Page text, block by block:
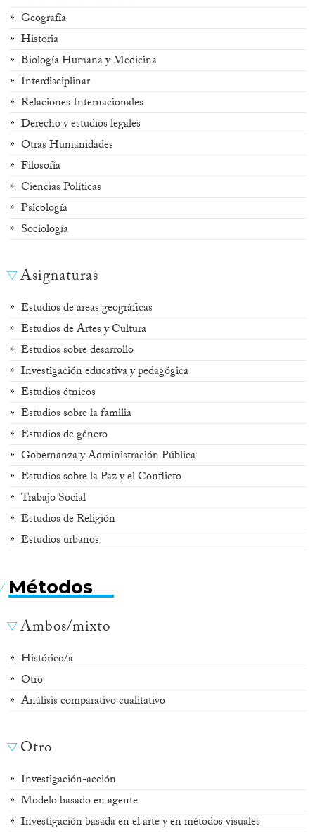
Geografía
Historia
Biología Humana y Medicina
Interdisciplinar
Relaciones Internacionales
Derecho y estudios legales
Otras Humanidades
Filosofía
Ciencias Políticas
Psicología
Sociología
Asignaturas
Estudios de áreas geográficas
Estudios de Artes y Cultura
Estudios sobre desarrollo
Investigación educativa y pedagógica
Estudios étnicos
Estudios sobre la familia
Estudios de género
Gobernanza y Administración Pública
Estudios sobre la Paz y el Conflicto
Trabajo Social
Estudios de Religión
Estudios urbanos
Métodos
Ambos/mixto
Histórico/a
Otro
Análisis comparativo cualitativo
Otro
Investigación-acción
Modelo basado en agente
Investigación basada en el arte y en métodos visuales